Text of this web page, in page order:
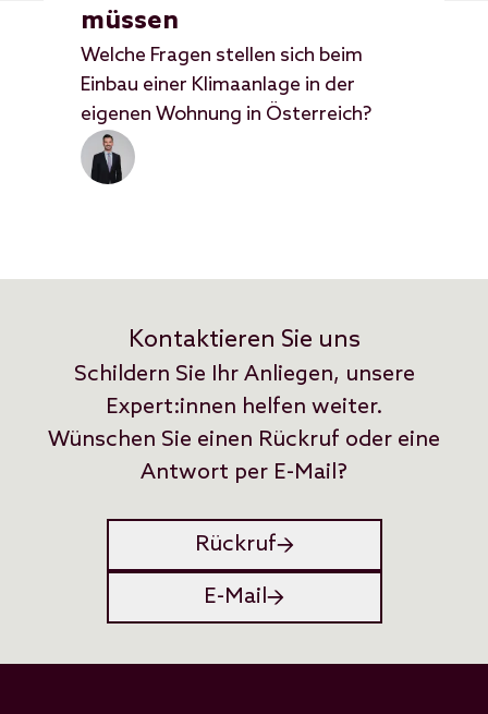
müssen
Welche Fragen stellen sich beim
Einbau einer Klimaanlage in der
eigenen Wohnung in Österreich?
Kontaktieren Sie uns
Schildern Sie Ihr Anliegen, unsere
Expert:innen helfen weiter.
Wünschen Sie einen Rückruf oder eine
Antwort per E-Mail?
Rückruf
E-Mail